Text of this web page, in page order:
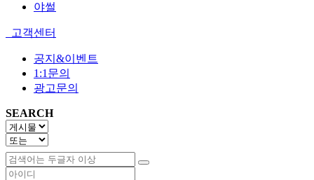
야썰
고객센터
공지&이벤트
1:1문의
광고문의
SEARCH